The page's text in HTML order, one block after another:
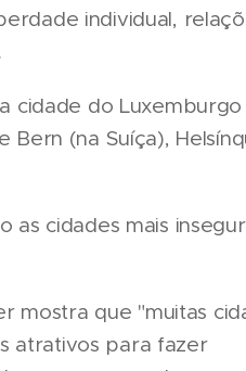
individual,
cidade do
(na Suíça),
as cidades mais
mostra que "muitas
atrativos para fazer